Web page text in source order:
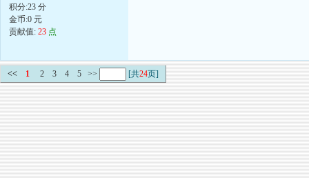
积分:23 分
金币:0 元
贡献值: 23 点
<< 1 2 3 4 5 >> [共24页]